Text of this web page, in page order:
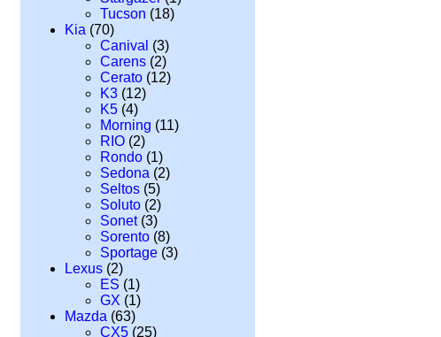
Tucson (18)
Kia (70)
Canival (3)
Carens (2)
Cerato (12)
K3 (12)
K5 (4)
Morning (11)
RIO (2)
Rondo (1)
Sedona (2)
Seltos (5)
Soluto (2)
Sonet (3)
Sorento (8)
Sportage (3)
Lexus (2)
ES (1)
GX (1)
Mazda (63)
CX5 (25)